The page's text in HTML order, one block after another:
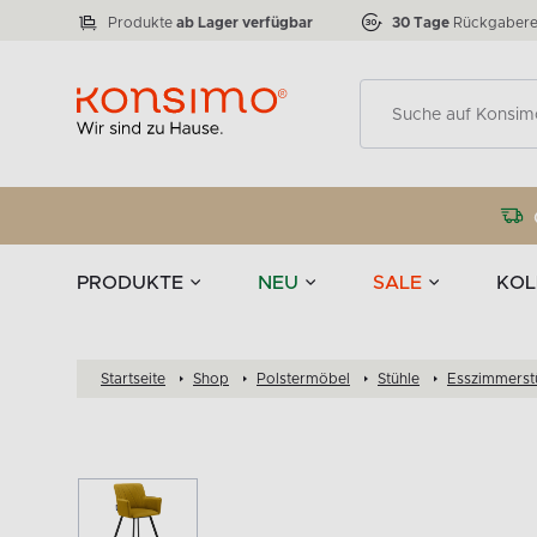
Produkte ab Lager verfügbar 30 Tage
PRODUKTE NEU SALE
Tischgeschirr
zu 50 %
VICTO Anzahl der Produkte:77
ELEGANT Anzahl der Produkte:888
Startseite Shop Polstermöbel Stühle